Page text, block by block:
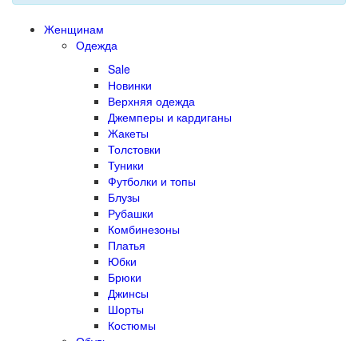
Женщинам
Одежда
Sale
Новинки
Верхняя одежда
Джемперы и кардиганы
Жакеты
Толстовки
Туники
Футболки и топы
Блузы
Рубашки
Комбинезоны
Платья
Юбки
Брюки
Джинсы
Шорты
Костюмы